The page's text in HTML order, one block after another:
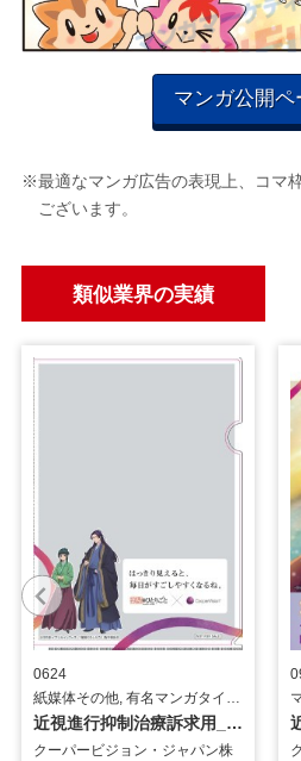
マンガ公開ペ
※最適なマンガ広告の表現上、コマ
ございます。
類似業界の実績
0624
紙媒体その他, 有名マンガタイアップ / 医療・介護
近視進行抑制治療訴求用_クリアファイル
クーパービジョン・ジャパン株